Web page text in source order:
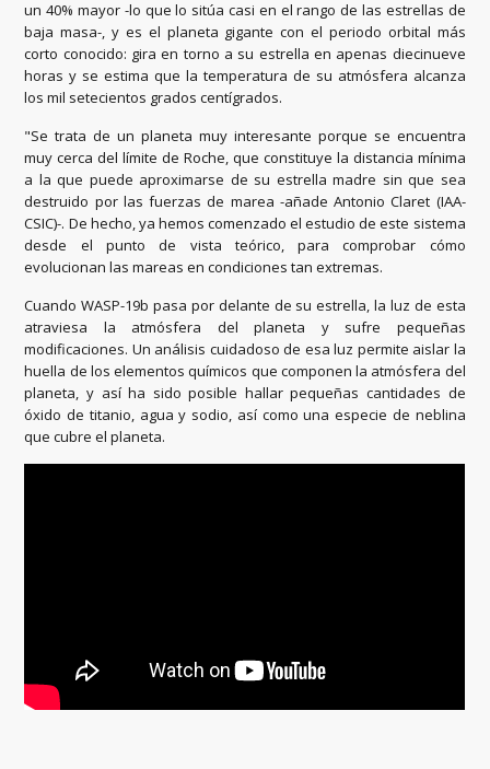
un 40% mayor -lo que lo sitúa casi en el rango de las estrellas de
baja masa-, y es el planeta gigante con el periodo orbital más
corto conocido: gira en torno a su estrella en apenas diecinueve
horas y se estima que la temperatura de su atmósfera alcanza
los mil setecientos grados centígrados.
"Se trata de un planeta muy interesante porque se encuentra
muy cerca del límite de Roche, que constituye la distancia mínima
a la que puede aproximarse de su estrella madre sin que sea
destruido por las fuerzas de marea -añade Antonio Claret (IAA-
CSIC)-. De hecho, ya hemos comenzado el estudio de este sistema
desde el punto de vista teórico, para comprobar cómo
evolucionan las mareas en condiciones tan extremas.
Cuando WASP-19b pasa por delante de su estrella, la luz de esta
atraviesa la atmósfera del planeta y sufre pequeñas
modificaciones. Un análisis cuidadoso de esa luz permite aislar la
huella de los elementos químicos que componen la atmósfera del
planeta, y así ha sido posible hallar pequeñas cantidades de
óxido de titanio, agua y sodio, así como una especie de neblina
que cubre el planeta.